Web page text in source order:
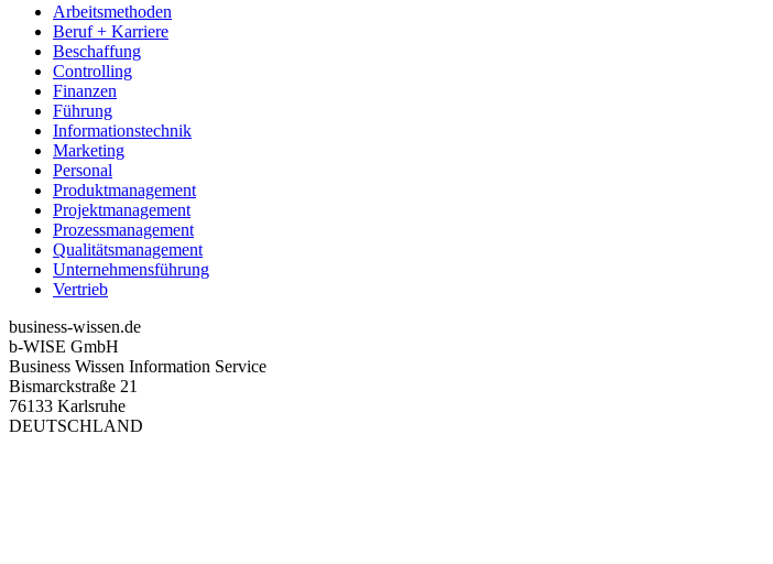
Arbeitsmethoden
Beruf + Karriere
Beschaffung
Controlling
Finanzen
Führung
Informationstechnik
Marketing
Personal
Produktmanagement
Projektmanagement
Prozessmanagement
Qualitätsmanagement
Unternehmensführung
Vertrieb
business-wissen.de
b-WISE GmbH
Business Wissen Information Service
Bismarckstraße 21
76133 Karlsruhe
DEUTSCHLAND